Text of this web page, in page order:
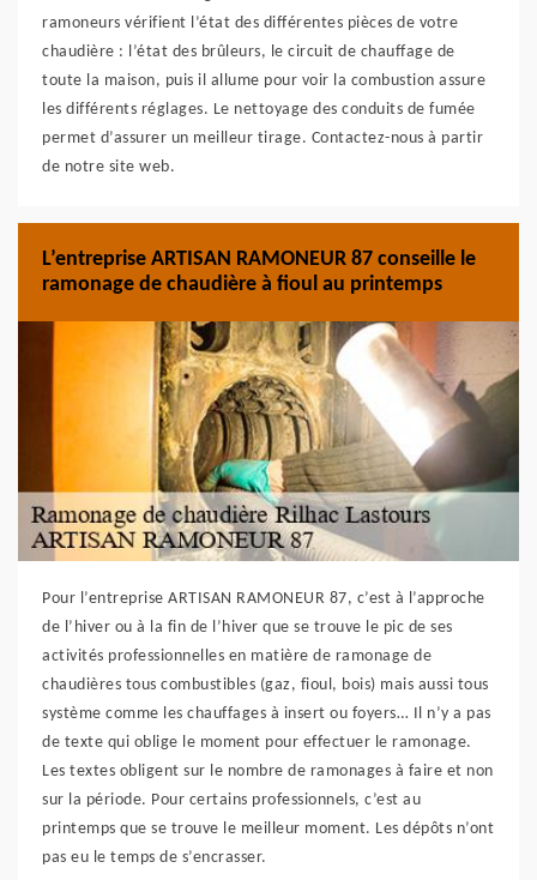
ramoneurs vérifient l’état des différentes pièces de votre
chaudière : l’état des brûleurs, le circuit de chauffage de
toute la maison, puis il allume pour voir la combustion assure
les différents réglages. Le nettoyage des conduits de fumée
permet d’assurer un meilleur tirage. Contactez-nous à partir
de notre site web.
L’entreprise ARTISAN RAMONEUR 87 conseille le
ramonage de chaudière à fioul au printemps
Pour l’entreprise ARTISAN RAMONEUR 87, c’est à l’approche
de l’hiver ou à la fin de l’hiver que se trouve le pic de ses
activités professionnelles en matière de ramonage de
chaudières tous combustibles (gaz, fioul, bois) mais aussi tous
système comme les chauffages à insert ou foyers… Il n’y a pas
de texte qui oblige le moment pour effectuer le ramonage.
Les textes obligent sur le nombre de ramonages à faire et non
sur la période. Pour certains professionnels, c’est au
printemps que se trouve le meilleur moment. Les dépôts n’ont
pas eu le temps de s’encrasser.